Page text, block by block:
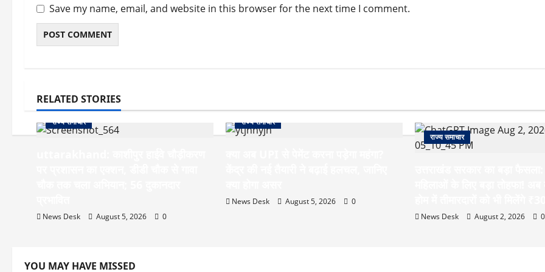
Save my name, email, and website in this browser for the next time I comment.
RELATED STORIES
राज्य समाचार
News Desk August 5, 2026 0
राज्य समाचार
News Desk August 5, 2026 0
राज्य समाचार
News Desk August 2, 2026 0
YOU MAY HAVE MISSED